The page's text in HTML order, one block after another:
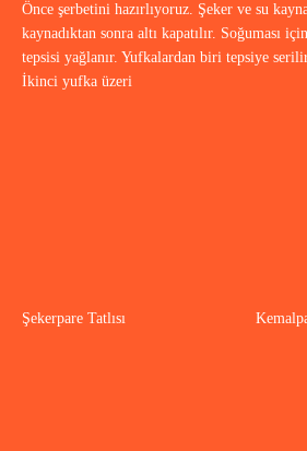
Önce şerbetini hazırlıyoruz. Şeker ve su
kaynadıktan sonra altı kapatılır. Soğuması
tepsisi yağlanır. Yufkalardan biri tepsiye
İkinci yufka üzeri
Şekerpare Tatlısı